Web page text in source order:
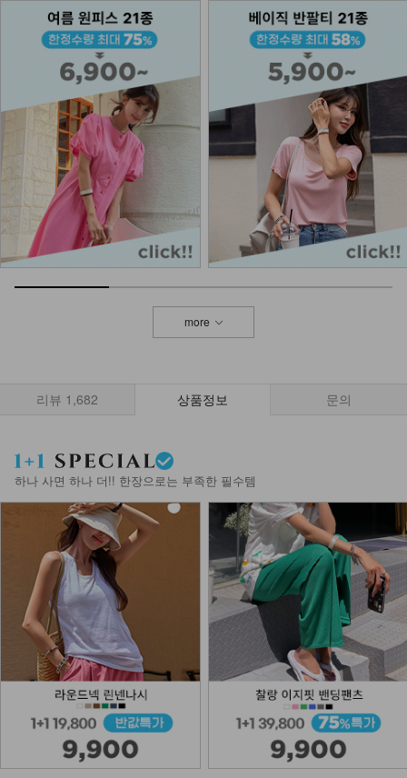
more
리뷰 1,682 상품정보 문의
하나 사면 하나 더!! 한장으로는 부족한 필수템